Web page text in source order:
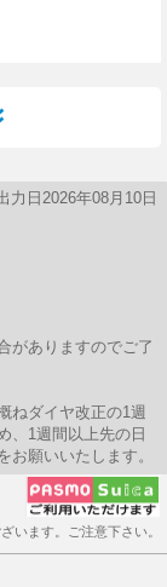
力日2026年08月10日
ありますのでご了
ねダイヤ改正の1週
、1週間以上先の日
願いいたします。
います。ご注意下さい。